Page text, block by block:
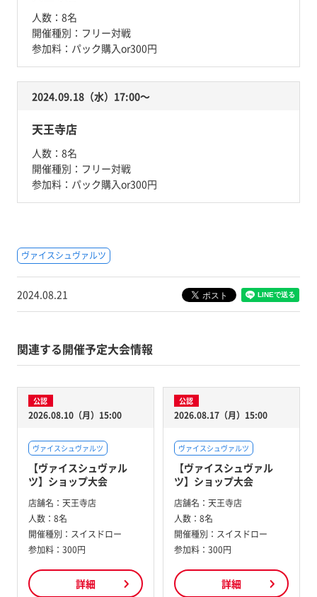
人数： 8名
開催種別： フリー対戦
参加料： パック購入or300円
2024.09.18（水）17:00〜
天王寺店
人数： 8名
開催種別： フリー対戦
参加料： パック購入or300円
ヴァイスシュヴァルツ
2024.08.21
関連する開催予定大会情報
公認
2026.08.10（月）15:00
ヴァイスシュヴァルツ
【ヴァイスシュヴァル
ツ】ショップ大会
店舗名： 天王寺店
人数： 8名
開催種別： スイスドロー
参加料： 300円
詳細
公認
2026.08.17（月）15:00
ヴァイスシュヴァルツ
【ヴァイスシュヴァル
ツ】ショップ大会
店舗名： 天王寺店
人数： 8名
開催種別： スイスドロー
参加料： 300円
詳細